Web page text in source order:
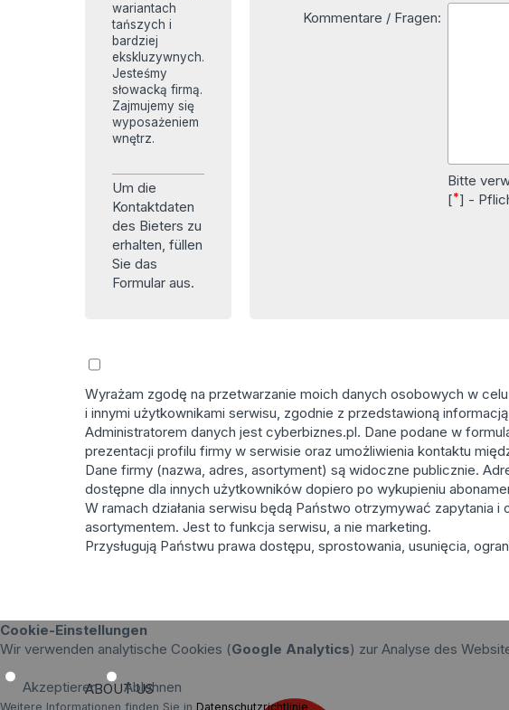
wariantach
tańszych i
bardziej
ekskluzywnych.
Jesteśmy
słowacką firmą.
Zajmujemy się
wyposażeniem
wnętrz.
Um die
Kontaktdaten
des Bieters zu
erhalten, füllen
Sie das
Formular aus.
Kommentare / Fragen:
Bitte
[*] -
Wyrażam zgodę na przetwarzanie moich danych osobowych w
i innymi użytkownikami serwisu, zgodnie z przedstawioną
Administratorem danych jest cyberbiznes.pl. Dane podane w
prezentacji profilu firmy w serwisie oraz umożliwienia kontaktu
Dane firmy (nazwa, adres, asortyment) są widoczne publicznie.
dostępne dla innych użytkowników dopiero po wykupieniu
W ramach działania serwisu będą Państwo otrzymywać
asortymentem. Jest to funkcja serwisu, a nie marketing.
Przysługują Państwu prawa dostępu, sprostowania, usunięcia,
Cookie-Einstellungen
Wir verwenden analytische Cookies (Google Analytics) zur Analyse des
Akzeptieren Ablehnen
Weitere Informationen finden Sie in Datenschutzrichtlinie.
ABOUT US